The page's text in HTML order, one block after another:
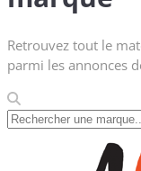
Retrouvez tout le
parmi les annonces